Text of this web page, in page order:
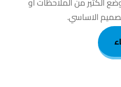
الاساسي.